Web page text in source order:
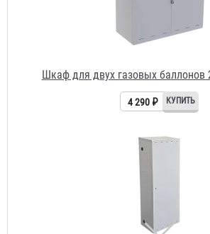
Шкаф для двух кислородных
6 900 ₽